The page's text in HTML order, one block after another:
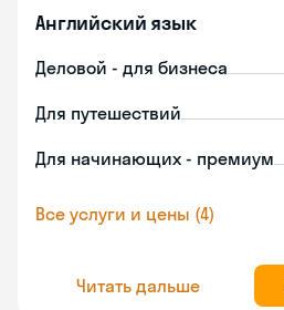
Английский язык
Деловой - для бизнеса
Для путешествий
Для начинающих - премиум
Все услуги и цены (4)
Читать дальше